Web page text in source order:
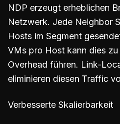
NDP erzeugt erheblichen
Netzwerk. Jede Neighbor
Hosts im Segment
VMs pro Host kann dies zu
Overhead führen. Link-
eliminieren diesen Traffic
Verbesserte Skalierbarkeit